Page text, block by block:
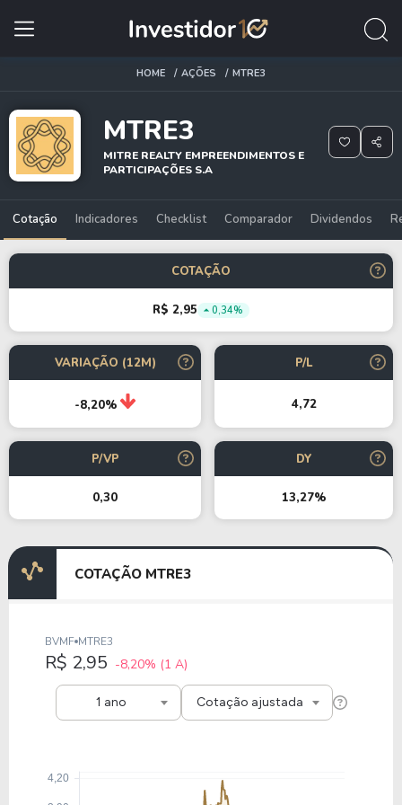
HOME AÇÕES MTRE3
MTRE3
MITRE REALTY EMPREENDIMENTOS E
PARTICIPAÇÕES S.A
Cotação Indicadores Checklist Comparador Dividendos
COTAÇÃO
R$ 2,95 0,34%
VARIAÇÃO (12M)
-8,20%
P/L
4,72
P/VP
0,30
DY
13,27%
COTAÇÃO MTRE3
1 ano
BVMF MTRE3
R$ 2,95 -8,20% (1 A)
Cotação ajustada